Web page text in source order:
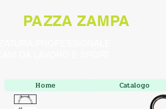
PAZZA ZAMPA
Home Catalogo